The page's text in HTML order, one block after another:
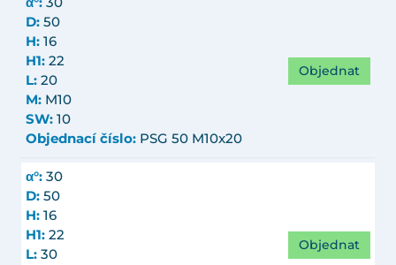
D: 50
H: 16
H1: 22
L: 20
M: M10
SW: 10
Objednací číslo: PSG 50 M10x20
Objednat
α°: 30
D: 50
H: 16
H1: 22
L: 30
Objednat